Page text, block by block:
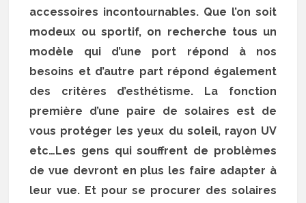
accessoires incontournables. Que l’on soit
modeux ou sportif, on recherche tous un
modèle qui d’une port répond à nos
besoins et d’autre part répond également
des critères d’esthétisme. La fonction
première d’une paire de solaires est de
vous protéger les yeux du soleil, rayon UV
etc…Les gens qui souffrent de problèmes
de vue devront en plus les faire adapter à
leur vue. Et pour se procurer des solaires